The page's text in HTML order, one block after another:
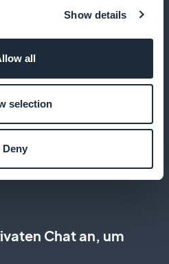
Show details
all
selection
Deny
wenn neue Inhalte
mit der Mitgliedskarte
Chat an, um